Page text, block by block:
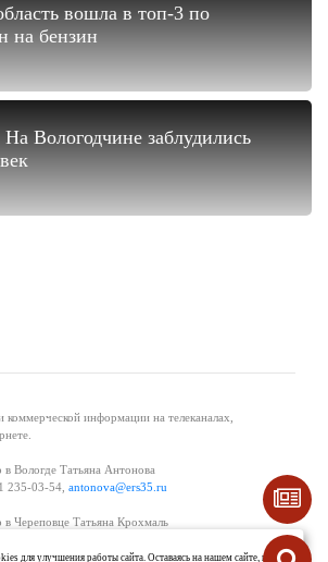
вошла в топ-3 по
на бензин
На Вологодчине заблудились
информации на телеканалах,
Вологде Татьяна Антонова
235-03-54, antonova@ers35.ru
Череповце Татьяна Крохмаль
для улучшения работы сайта. Оставаясь на нашем сайте, вы